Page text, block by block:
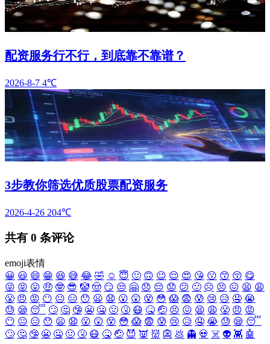
配资服务行不行，到底靠不靠谱？
2026-8-7 4℃
3步教你筛选优质股票配资服务
2026-4-26 204℃
共有 0 条评论
emoji表情
😀 😃 😄 😁 😆 😅 😂 🤣 ☺️ 😇 🙂 🙃 😉 😌 😍 😘 😗 😙 😚 😋
😜 😝 😛 🤑 🤓 😎 🤡 🤠 😏 😒 🤗 😞 😔 😟 😕 🙁 ☹️ 😣 😖 😫 😩
😤 😠 😡 😶 😐 😑 😯 😦 😧 😮 😲 😵 😳 😱 😨 😰 😢 😥 🤤 😭
😓 😪 😴 🙄 🤔 🤥 😬 🤐 🤢 🤧 😷 🤒 🤕 😣 😖 😫 😩 😤 😠 😡
😶 😐 😑 😯 😦 😧 😮 😲 😵 😳 😱 😨 😰 😢 😥 🤤 😭 😓 😪 😴
🙄 🤔 🤥 😬 🤐 🤢 🤧 😷 🤒 🤕 😈 👿 👹 👺 💩 👻 💀 ☠️ 👽 👾 🤖